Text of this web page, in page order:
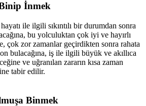
İnmek
ile ilgili sıkıntılı bir durumdan sonra
bu yolculuktan çok iyi ve hayırlı
çok zor zamanlar geçirdikten sonra rahata
bulacağına, iş ile ilgili büyük ve akıllıca
ve uğranılan zararın kısa zaman
tabir edilir.
Binmek